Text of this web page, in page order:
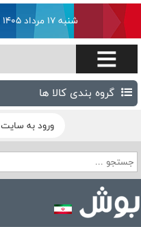
شنبه ۱۷ مرداد ۱۴۰۵ | Saturday 8 August 2026
گروه بندی کالا ها
ورود به سایت